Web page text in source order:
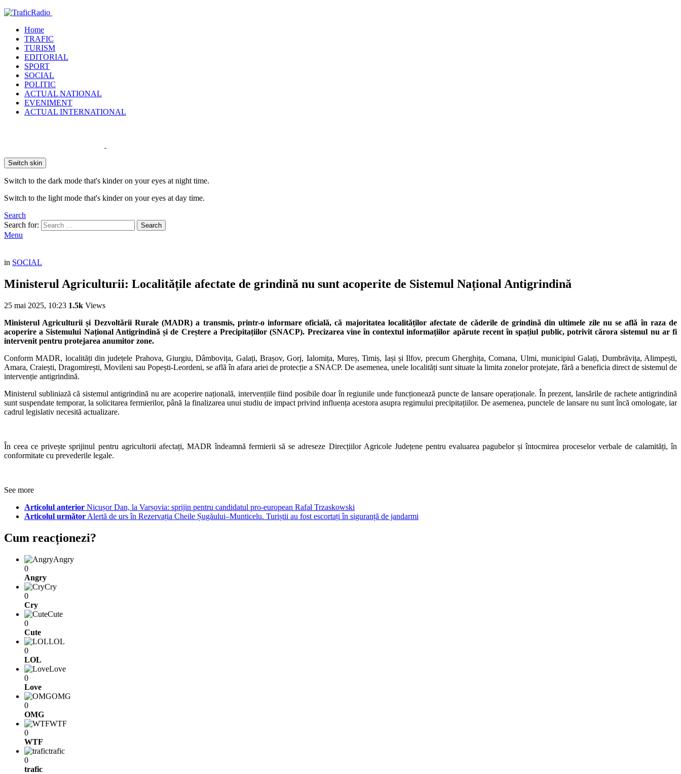
Home
TRAFIC
TURISM
EDITORIAL
SPORT
SOCIAL
POLITIC
ACTUAL NATIONAL
EVENIMENT
ACTUAL INTERNATIONAL
Switch skin
Switch to the dark mode that's kinder on your eyes at night time.
Switch to the light mode that's kinder on your eyes at day time.
Search
Search for:
Search
Menu
in SOCIAL
Ministerul Agriculturii: Localitățile afectate de grindină nu sunt acoperite de Sistemul Național Antigrindină
25 mai 2025, 10:23 1.5k Views
Ministerul Agriculturii și Dezvoltării Rurale (MADR) a transmis, printr-o informare oficială, că majoritatea localităților afectate de căderile de grindină din ultimele zile nu se află în raza de
acoperire a Sistemului Național Antigrindină și de Creștere a Precipitațiilor (SNACP). Precizarea vine în contextul informațiilor apărute recent în spațiul public, potrivit cărora sistemul nu ar fi
intervenit pentru protejarea anumitor zone.
Conform MADR, localități din județele Prahova, Giurgiu, Dâmbovița, Galați, Brașov, Gorj, Ialomița, Mureș, Timiș, Iași și Ilfov, precum Gherghița, Comana, Ulmi, municipiul Galați, Dumbrăvița, Alimpești,
Amara, Craiești, Dragomirești, Movileni sau Popești-Leordeni, se află în afara ariei de protecție a SNACP. De asemenea, unele localități sunt situate la limita zonelor protejate, fără a beneficia direct de sistemul de
intervenție antigrindină.
Ministerul subliniază că sistemul antigrindină nu are acoperire națională, intervențiile fiind posibile doar în regiunile unde funcționează puncte de lansare operaționale. În prezent, lansările de rachete antigrindină
sunt suspendate temporar, la solicitarea fermierilor, până la finalizarea unui studiu de impact privind influența acestora asupra regimului precipitațiilor. De asemenea, punctele de lansare nu sunt încă omologate, iar
cadrul legislativ necesită actualizare.
În ceea ce privește sprijinul pentru agricultorii afectați, MADR îndeamnă fermierii să se adreseze Direcțiilor Agricole Județene pentru evaluarea pagubelor și întocmirea proceselor verbale de calamități, în
conformitate cu prevederile legale.
See more
Articolul anterior Nicușor Dan, la Varșovia: sprijin pentru candidatul pro-european Rafał Trzaskowski
Articolul următor Alertă de urs în Rezervația Cheile Șugăului–Munticelu. Turiștii au fost escortați în siguranță de jandarmi
Cum reacționezi?
Angry
0
Angry
Cry
0
Cry
Cute
0
Cute
LOL
0
LOL
Love
0
Love
OMG
0
OMG
WTF
0
WTF
trafic
0
trafic